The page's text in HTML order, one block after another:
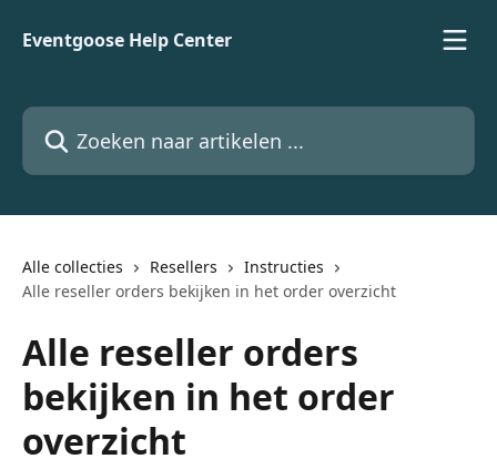
Eventgoose Help Center
Zoeken naar artikelen ...
Alle collecties Resellers
Instructies
Alle reseller orders bekijken in het order overzicht
Alle reseller orders
bekijken in het order
overzicht